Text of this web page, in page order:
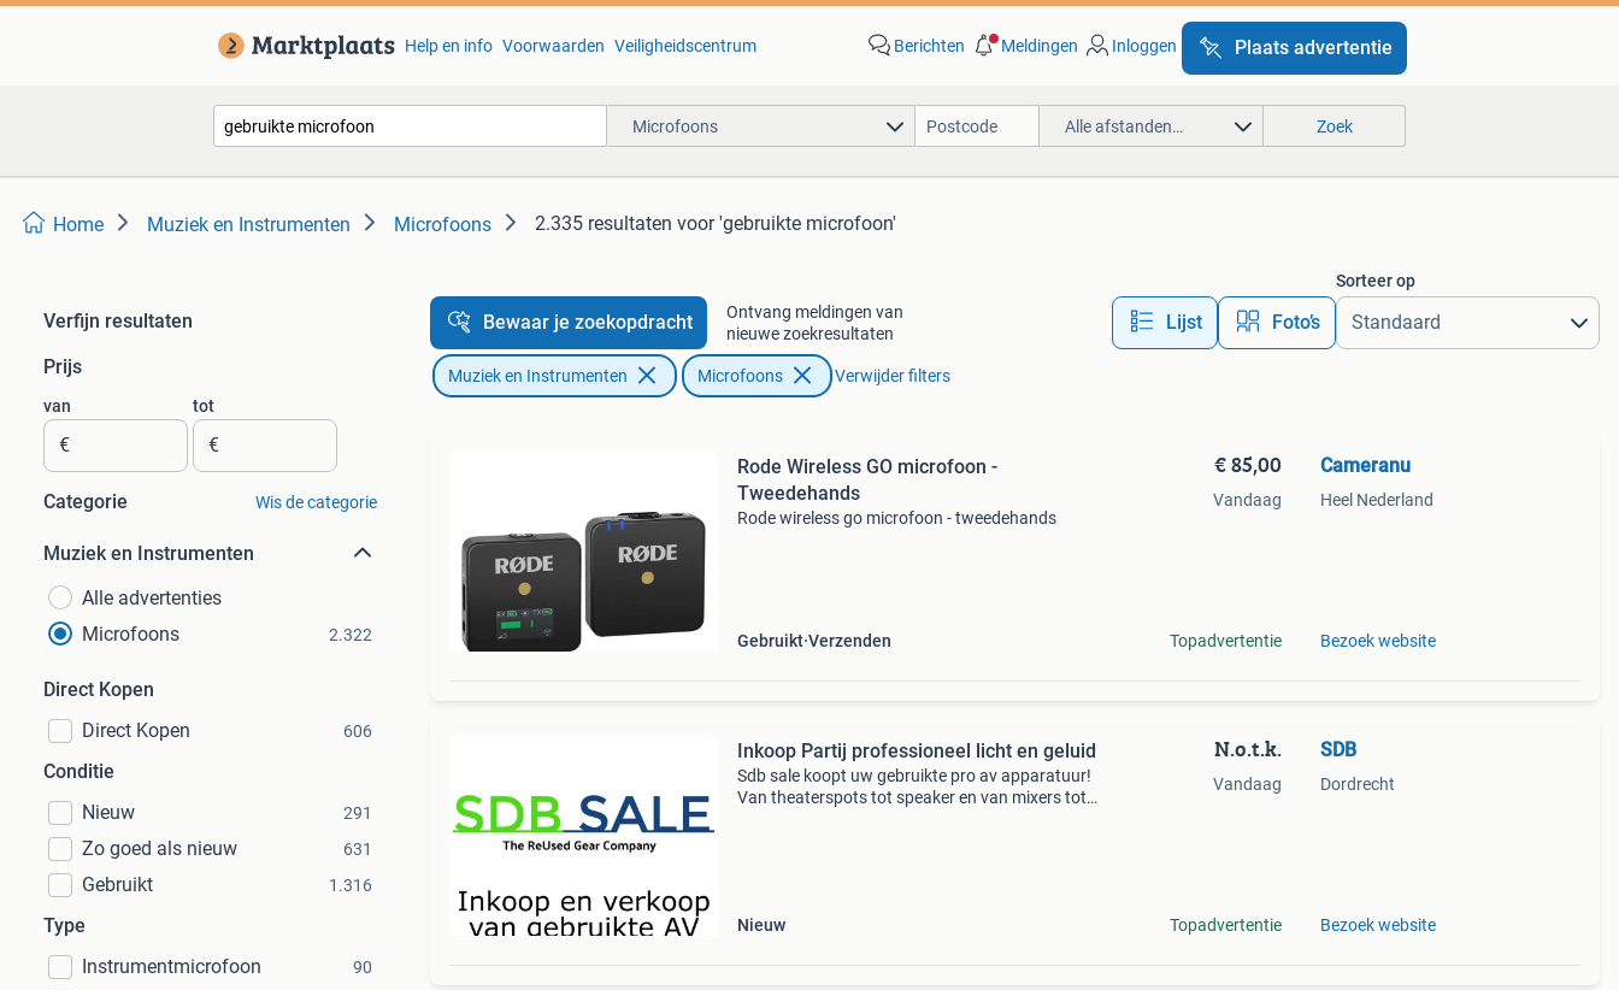
Help en info Voorwaarden Veiligheidscentrum Berichten Meldingen Inloggen Plaats advertentie
Microfoons Alle afstanden… Zoek
Home Muziek en Instrumenten Microfoons 2.335 resultaten voor 'gebruikte microfoon'
Verfijn resultaten
Prijs
van
€
tot
€
Categorie Wis de categorie
Muziek en Instrumenten
Alle advertenties
Microfoons
2.322
Direct Kopen
Direct Kopen
606
Conditie
Nieuw
291
Zo goed als nieuw 631
Gebruikt 1.316
Type
Instrumentmicrofoon
90
Bewaar je zoekopdracht
Ontvang meldingen van
nieuwe zoekresultaten
Lijst Foto’s
Sorteer op
Muziek en Instrumenten Microfoons Verwijder filters
Rode Wireless GO microfoon -
Tweedehands
Rode wireless go microfoon - tweedehands
Gebruikt Verzenden
€ 85,00
Vandaag
Topadvertentie
Cameranu
Heel Nederland
Bezoek website
Inkoop Partij professioneel licht en geluid
Sdb sale koopt uw gebruikte pro av apparatuur!
Van theaterspots tot speaker en van mixers tot
Nieuw
N.o.t.k.
Vandaag
Topadvertentie
SDB
Dordrecht
Bezoek website